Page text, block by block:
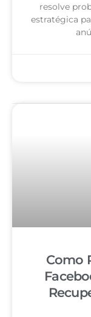
resolve
estratégica
Como